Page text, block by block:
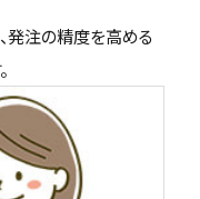
発注の精度を高める